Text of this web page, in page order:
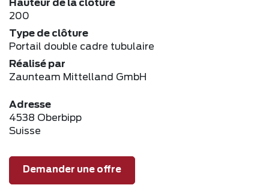
Hauteur de la clôture
200
Type de clôture
Portail double cadre tubulaire
Réalisé par
Zaunteam Mittelland GmbH
Adresse
4538 Oberbipp
Suisse
Demander une offre